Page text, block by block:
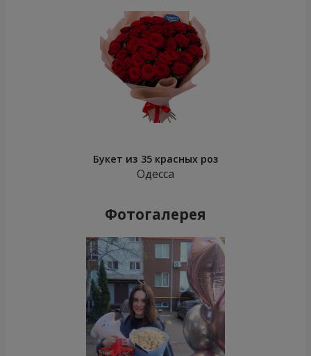
Букет из 35 красных роз
Одесса
Фотогалерея